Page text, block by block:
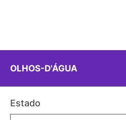
OLHOS-D'ÁGUA
Estado